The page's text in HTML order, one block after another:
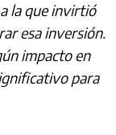
la que invirtió
esa inversión.
impacto en
para